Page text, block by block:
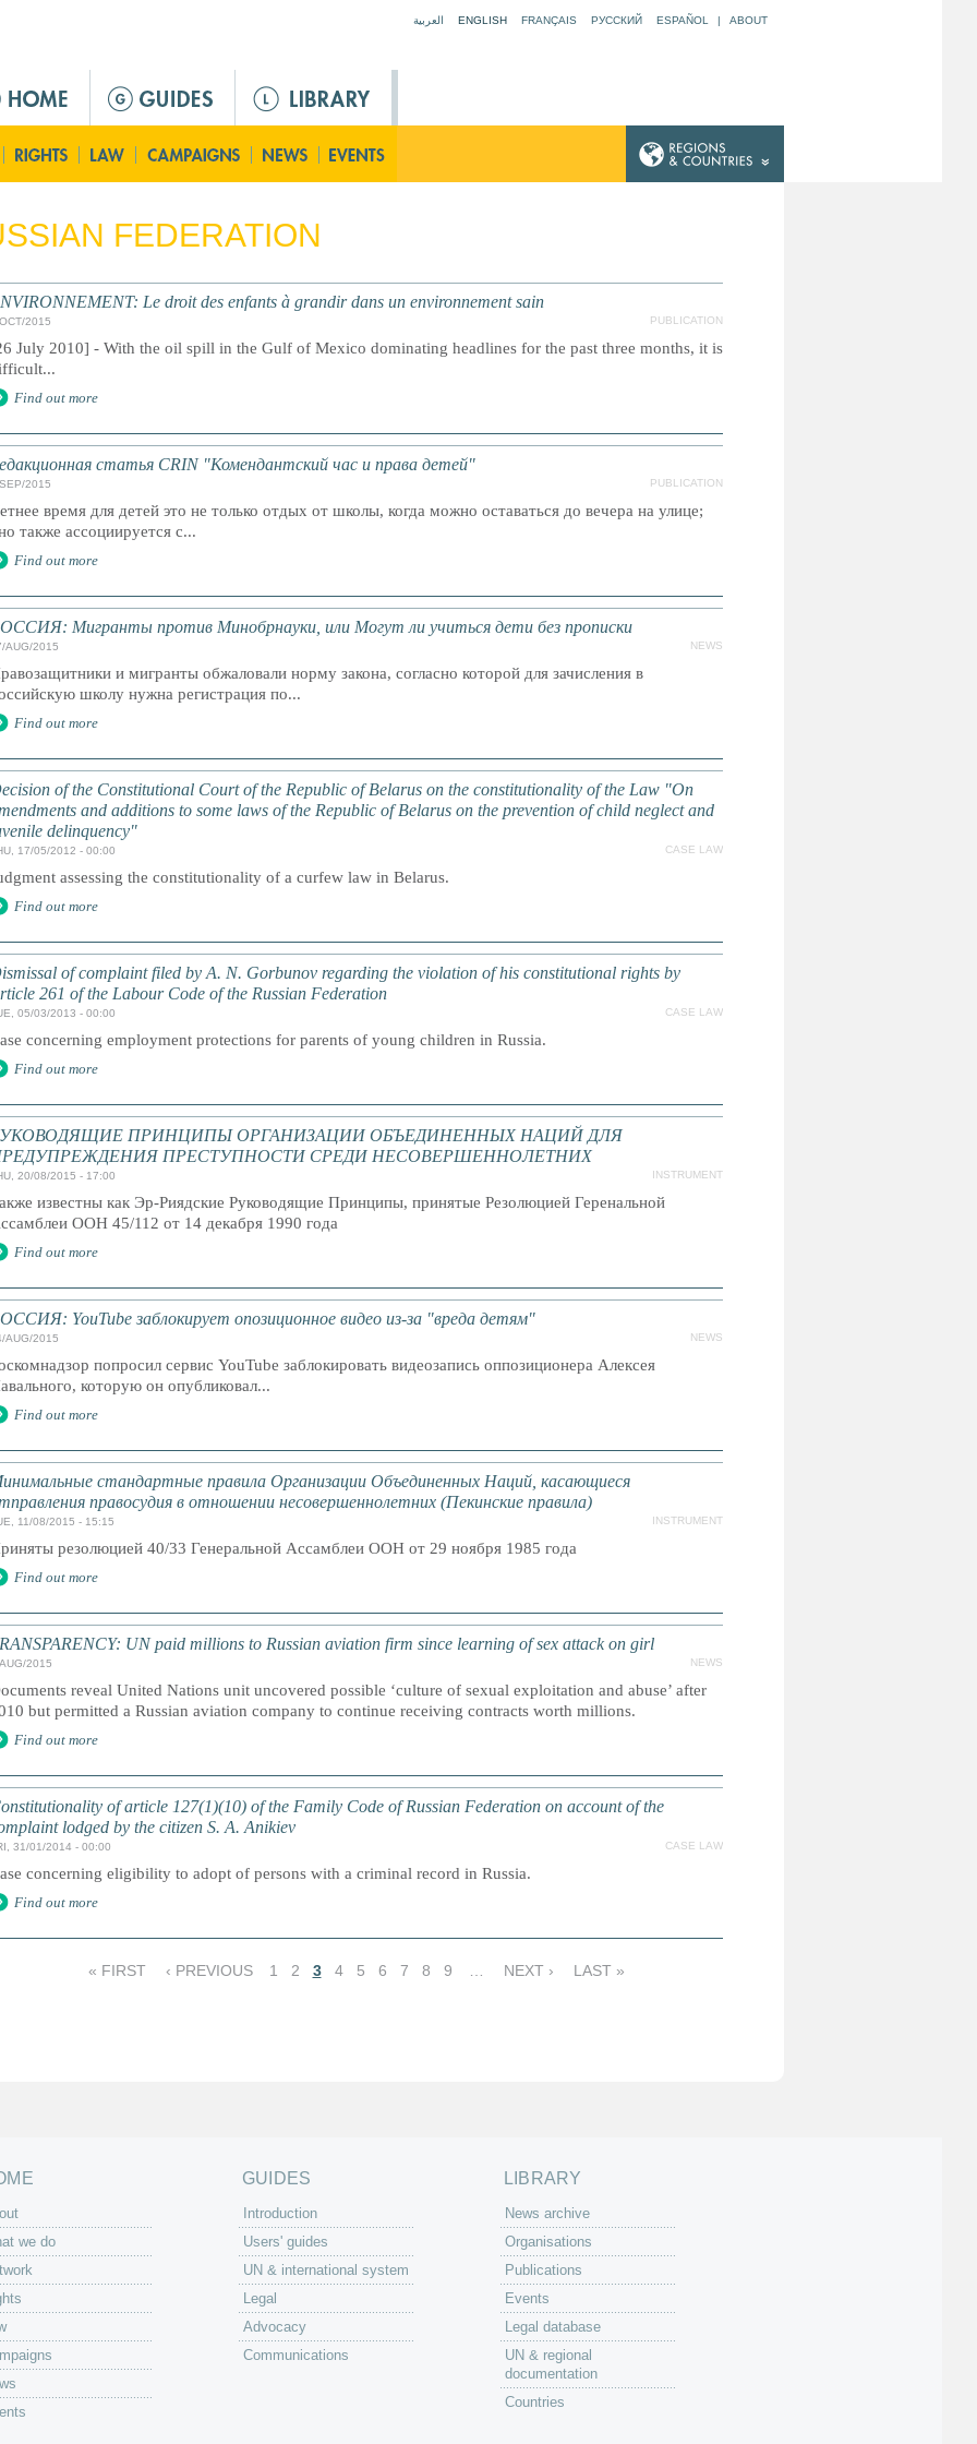
العربية ENGLISH FRANÇAIS РУССКИЙ ESPAÑOL | ABOUT
FEDERATION
Le droit des enfants à grandir dans un environnement sain
2015 PUBLICATION
July 2010] - With the oil spill in the Gulf of Mexico dominating headlines for the past three months, it is
Find out more
статья CRIN "Комендантский час и права детей"
2015 PUBLICATION
время для детей это не только отдых от школы, когда можно оставаться до вечера на улице;
также ассоциируется с...
Find out more
Мигранты против Минобрнауки, или Могут ли учиться дети без прописки
AUG/2015 NEWS
и мигранты обжаловали норму закона, согласно которой для зачисления в
школу нужна регистрация по...
Find out more
of the Constitutional Court of the Republic of Belarus on the constitutionality of the Law "On
and additions to some laws of the Republic of Belarus on the prevention of child neglect and
delinquency"
17/05/2012 - 00:00 CASE LAW
assessing the constitutionality of a curfew law in Belarus.
Find out more
of complaint filed by A. N. Gorbunov regarding the violation of his constitutional rights by
261 of the Labour Code of the Russian Federation
05/03/2013 - 00:00 CASE LAW
concerning employment protections for parents of young children in Russia.
Find out more
ПРИНЦИПЫ ОРГАНИЗАЦИИ ОБЪЕДИНЕННЫХ НАЦИЙ ДЛЯ
ПРЕСТУПНОСТИ СРЕДИ НЕСОВЕРШЕННОЛЕТНИХ
20/08/2015 - 17:00 INSTRUMENT
известны как Эр-Риядские Руководящие Принципы, принятые Резолюцией Геренальной
ООН 45/112 от 14 декабря 1990 года
Find out more
YouTube заблокирует опозиционное видео из-за "вреда детям"
AUG/2015 NEWS
попросил сервис YouTube заблокировать видеозапись оппозиционера Алексея
которую он опубликовал...
Find out more
стандартные правила Организации Объединенных Наций, касающиеся
правосудия в отношении несовершеннолетних (Пекинские правила)
11/08/2015 - 15:15 INSTRUMENT
резолюцией 40/33 Генеральной Ассамблеи ООН от 29 ноября 1985 года
Find out more
UN paid millions to Russian aviation firm since learning of sex attack on girl
2015 NEWS
reveal United Nations unit uncovered possible ‘culture of sexual exploitation and abuse’ after
but permitted a Russian aviation company to continue receiving contracts worth millions.
Find out more
of article 127(1)(10) of the Family Code of Russian Federation on account of the
lodged by the citizen S. A. Anikiev
31/01/2014 - 00:00 CASE LAW
concerning eligibility to adopt of persons with a criminal record in Russia.
Find out more
« FIRST ‹ PREVIOUS 1 2 3 4 5 6 7 8 9 NEXT › LAST »
we do
GUIDES
Introduction
Users' guides
UN & international system
Legal
Advocacy
Communications
LIBRARY
News archive
Organisations
Publications
Events
Legal database
UN & regional
documentation
Countries